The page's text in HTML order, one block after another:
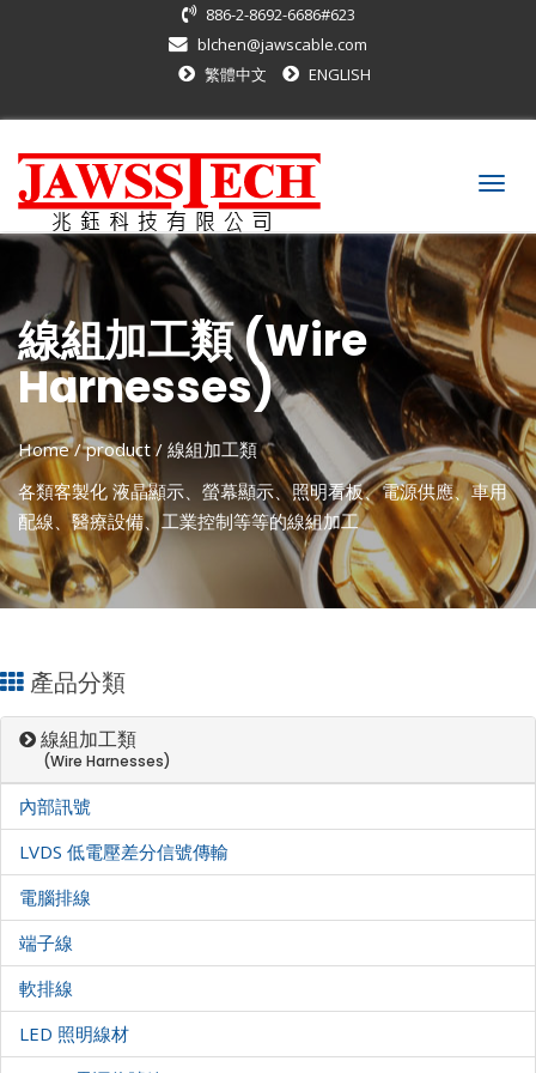
886-2-8692-6686#623
blchen@jawscable.com
繁體中文
ENGLISH
線組加工類 (Wire
Harnesses)
Home/ product / 線組加工類
各類客製化 液晶顯示、螢幕顯示、照明看板、電源供應、車用
配線、醫療設備、工業控制等等的線組加工
產品分類
線組加工類
(Wire Harnesses)
內部訊號
LVDS 低電壓差分信號傳輸
電腦排線
端子線
軟排線
LED 照明線材